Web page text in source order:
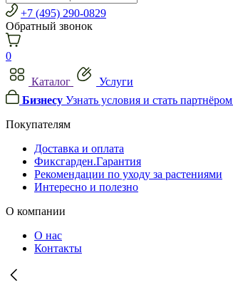
+7 (495) 290-0829
Обратный звонок
0
Каталог
Услуги
Бизнесу Узнать условия и стать партнёром
Покупателям
Доставка и оплата
Фиксгарден.Гарантия
Рекомендации по уходу за растениями
Интересно и полезно
О компании
О нас
Контакты